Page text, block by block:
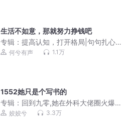
生活不如意，那就努力挣钱吧
专辑：提高认知，打开格局|句句扎心真
话 何兮有声 1.1万
1552她只是个写书的
专辑： 回到九零,她在外科大佬圈火爆了
|姣姣兮 | 起点口碑爽文 | 多人有声剧
姣姣兮 3.3万